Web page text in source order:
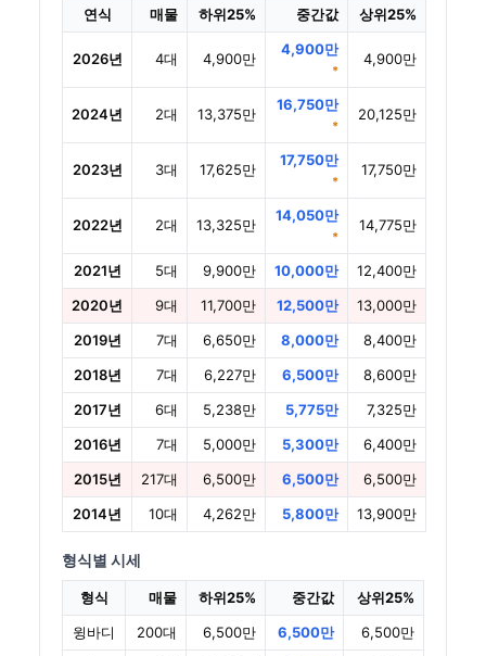
연식 매물 하위25% 중간값 상위25%
2026년 4대 4,900만
4,900만
*
4,900만
2024년 2대 13,375만
16,750만
*
20,125만
2023년 3대 17,625만
17,750만
*
17,750만
2022년 2대 13,325만
14,050만
*
14,775만
2021년 5대 9,900만 10,000만
12,400만
2020년
9대 11,700만 12,500만
13,000만
2019년
7대 6,650만 8,000만
8,400만
2018년
7대 6,227만 6,500만
8,600만
2017년
6대 5,238만 5,775만
7,325만
2016년
7대 5,000만 5,300만
6,400만
2015년
217대 6,500만 6,500만
6,500만
2014년
10대 4,262만 5,800만 13,900만
형식별 시세
형식 매물 하위25% 중간값
상위25%
윙바디
200대 6,500만 6,500만
6,500만